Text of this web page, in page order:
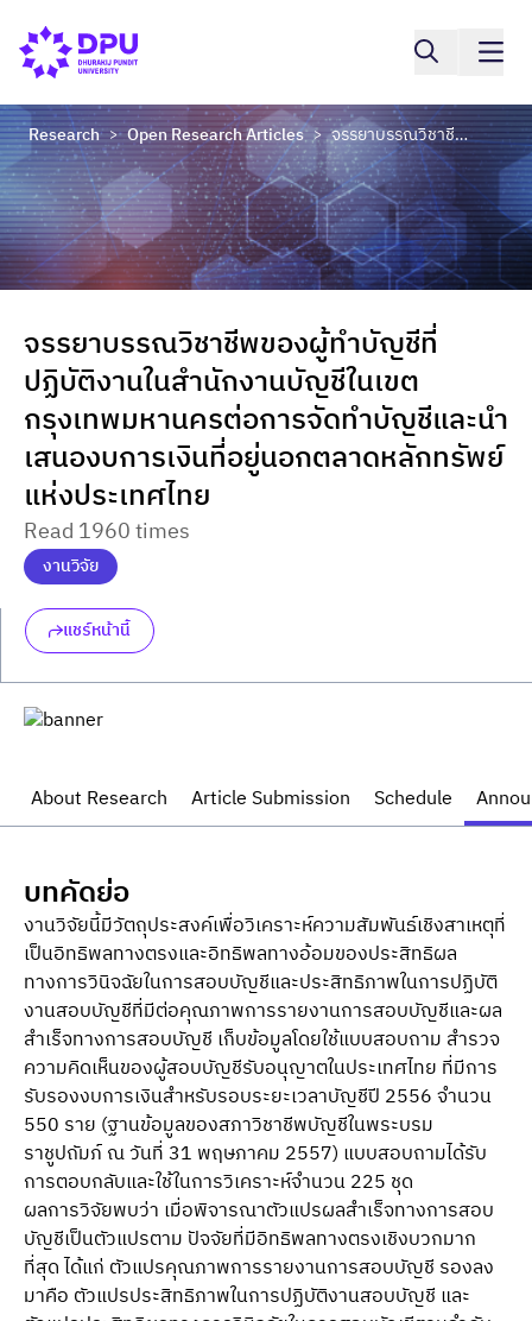
Research > Open Research Articles > จรรยาบรรณวิชาชีพของผู้ทำบัญชีที่ปฏิบัติงานในสำนักงานบัญชีในเขตกรุงเทพมหานครต่อการจัดทำบัญชีและนำเสนองบการเงินที่อยู่นอกตลาดหลักทรัพย์แห่งประเทศไทย
จรรยาบรรณวิชาชีพของผู้ทำบัญชีที่
ปฏิบัติงานในสำนักงานบัญชีในเขต
กรุงเทพมหานครต่อการจัดทำบัญชีและนำ
เสนองบการเงินที่อยู่นอกตลาดหลักทรัพย์
แห่งประเทศไทย
Read 1960 times
งานวิจัย
แชร์หน้านี้
About Research Article Submission Schedule
บทคัดย่อ
งานวิจัยนี้มีวัตถุประสงค์เพื่อวิเคราะห์ความสัมพันธ์เชิงสาเหตุที่
เป็นอิทธิพลทางตรงและอิทธิพลทางอ้อมของประสิทธิผล
ทางการวินิจฉัยในการสอบบัญชีและประสิทธิภาพในการปฏิบัติ
งานสอบบัญชีที่มีต่อคุณภาพการรายงานการสอบบัญชีและผล
สำเร็จทางการสอบบัญชี เก็บข้อมูลโดยใช้แบบสอบถาม สำรวจ
ความคิดเห็นของผู้สอบบัญชีรับอนุญาตในประเทศไทย ที่มีการ
รับรองงบการเงินสำหรับรอบระยะเวลาบัญชีปี 2556 จำนวน
550 ราย (ฐานข้อมูลของสภาวิชาชีพบัญชีในพระบรม
ราชูปถัมภ์ ณ วันที่ 31 พฤษภาคม 2557) แบบสอบถามได้รับ
การตอบกลับและใช้ในการวิเคราะห์จำนวน 225 ชุด
ผลการวิจัยพบว่า เมื่อพิจารณาตัวแปรผลสำเร็จทางการสอบ
บัญชีเป็นตัวแปรตาม ปัจจัยที่มีอิทธิพลทางตรงเชิงบวกมาก
ที่สุด ได้แก่ ตัวแปรคุณภาพการรายงานการสอบบัญชี รองลง
มาคือ ตัวแปรประสิทธิภาพในการปฏิบัติงานสอบบัญชี และ